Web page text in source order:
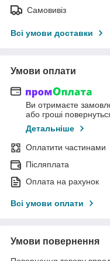
Самовивіз
Всі умови доставки
Умови оплати
Ви отримаєте
або гроші
Детальніше
Оплатити частинами
Післяплата
Оплата на рахунок
Всі умови оплати
Умови повернення